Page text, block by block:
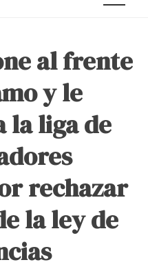
al frente
y le
la liga de
rechazar
la ley de